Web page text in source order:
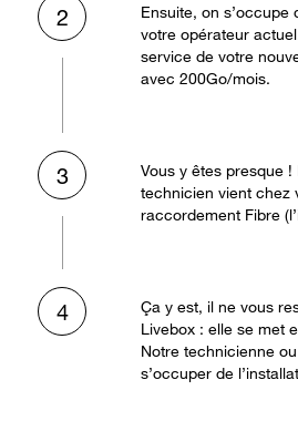
2
Ensuite, on s’occupe
votre opérateur
service de votre
avec 200Go/mois.
3
Vous y êtes presque
technicien vient chez
raccordement Fibre
4
Ça y est, il ne vous
Livebox : elle se met
Notre technicienne
s’occuper de